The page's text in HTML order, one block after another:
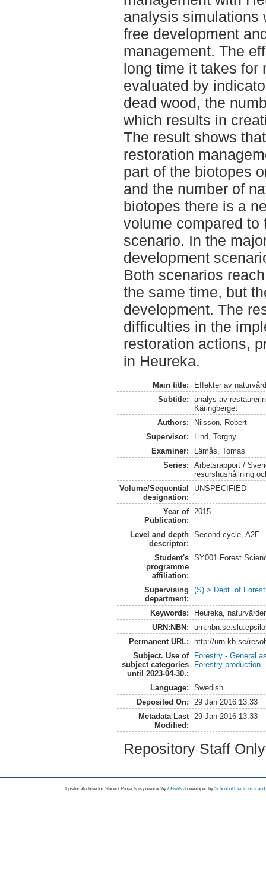
analysis simulations
free development
management. The
long time it takes for
evaluated by
dead wood, the
which results in
The result shows
restoration
part of the biotopes
and the number of
biotopes there is a
volume compared to
scenario. In the
development
Both scenarios
the same time, but
development. The
difficulties in the
restoration actions,
in Heureka.
Main title:
Effekter av
Subtitle:
analys av
Käringberget
Authors:
Nilsson, Robert
Supervisor:
Lind, Torgny
Examiner:
Lämås, Tomas
Series:
Arbetsrapport /
resurshushållning
Volume/Sequential
designation:
UNSPECIFIED
Year of
Publication:
2015
Level and depth
descriptor:
Second cycle, A2E
Student's
programme
affiliation:
SY001 Forest
Supervising
department:
(S) > Dept. of
Keywords:
Heureka,
URN:NBN:
Permanent URL:
http://urn.kb.se/
Subject. Use of
subject categories
until 2023-04-30.:
Forestry - General
Forestry production
Language:
Swedish
Deposited On:
29 Jan 2016 13:33
Metadata Last
Modified:
29 Jan 2016 13:33
Repository Staff
Epsilon Archive for Student Projects is powored byEPrints 3 developed by School of Electronics